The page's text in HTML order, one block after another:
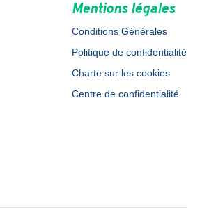
Mentions légales
Conditions Générales
Politique de confidentialité
Charte sur les cookies
Centre de confidentialité